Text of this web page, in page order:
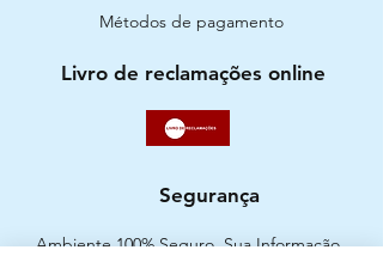
Métodos de pagamento
Livro de reclamações online
Segurança
Ambiente 100% Seguro. Sua Informação